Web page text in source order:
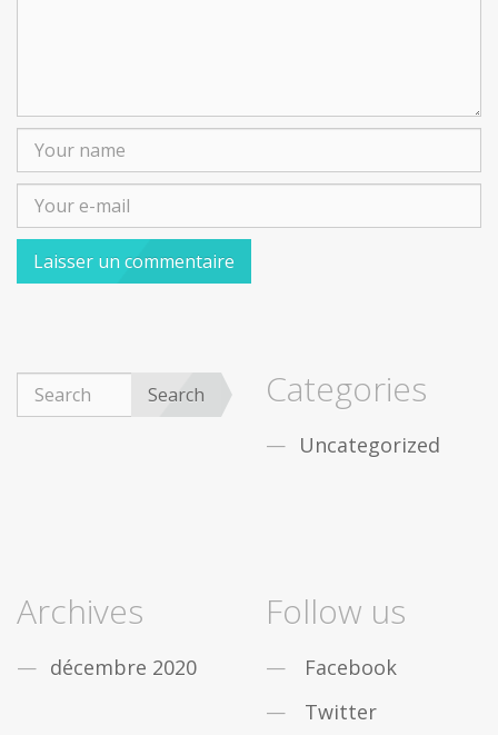
Search Categories
Uncategorized
Archives
décembre 2020
Follow us
Facebook
Twitter